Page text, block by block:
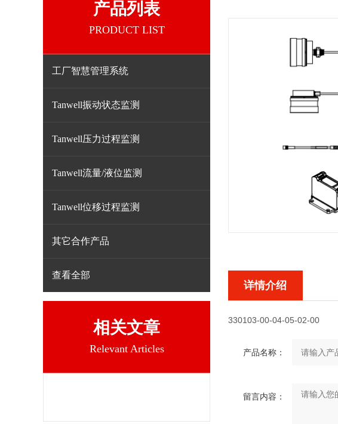
产品列表
PRODUCT LIST
工厂智慧管理系统
Tanwell振动状态监测
Tanwell压力过程监测
Tanwell流量/液位监测
Tanwell位移过程监测
其它合作产品
查看全部
相关文章
Relevant Articles
详情介绍
330103-00-04-05-02-00
产品名称：
留言内容：